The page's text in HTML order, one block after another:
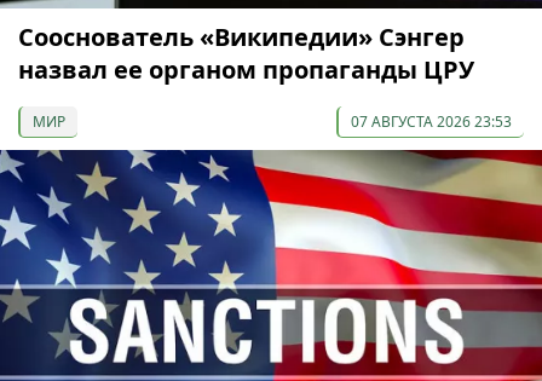
Сооснователь «Википедии» Сэнгер
назвал ее органом пропаганды ЦРУ
МИР 07 АВГУСТА 2026 23:53